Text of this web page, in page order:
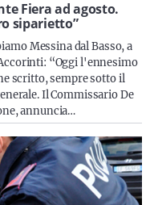
news, iscriviti alla
Fiera ad agosto.
siparietto”
Messina dal Basso, a
“Oggi l'ennesimo
scritto, sempre sotto il
Il Commissario De
annuncia…